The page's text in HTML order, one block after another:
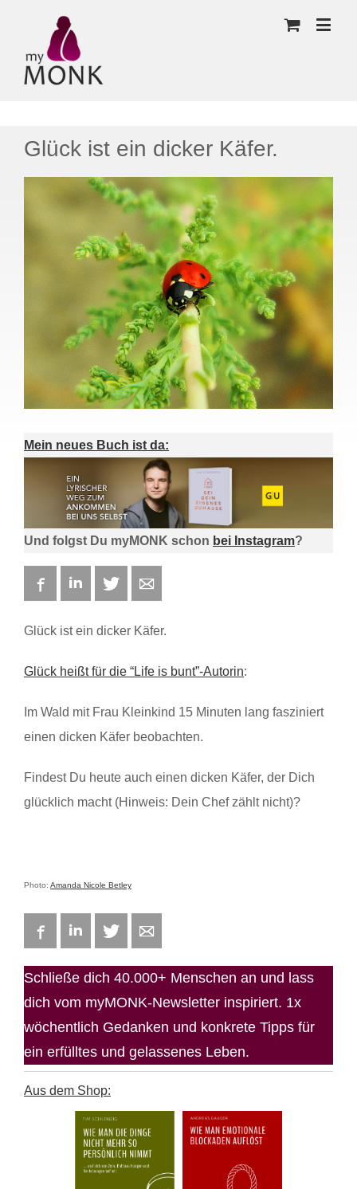
Glück ist ein dicker Käfer.
Mein neues Buch ist da:
Und folgst Du myMONK schon bei Instagram?
FacebookLinkedIn Twitter
Glück ist ein dicker Käfer.
Glück heißt für die “Life is bunt”-Autorin:
Im Wald mit Frau Kleinkind 15 Minuten lang fasziniert
einen dicken Käfer beobachten.
Findest Du heute auch einen dicken Käfer, der Dich
glücklich macht (Hinweis: Dein Chef zählt nicht)?
Photo: Amanda Nicole Betley
FacebookLinkedIn Twitter
Schließe dich 40.000+ Menschen an und lass
dich vom myMONK-Newsletter inspiriert. 1x
wöchentlich Gedanken und konkrete Tipps für
ein erfülltes und gelassenes Leben.
Aus dem Shop: